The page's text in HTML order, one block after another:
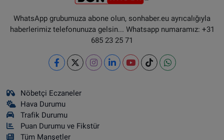
WhatsApp grubumuza abone olun, sonhaber.eu ayrıcalığıyla
haberlerimiz telefonunuza gelsin... Whatsapp numaramız: +31
685 23 25 71
Nöbetçi Eczaneler
Hava Durumu
Trafik Durumu
Puan Durumu ve Fikstür
Tüm Manşetler